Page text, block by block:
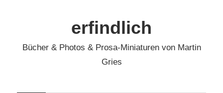
erfindlich
Bücher & Photos & Prosa-Miniaturen von Martin
Gries